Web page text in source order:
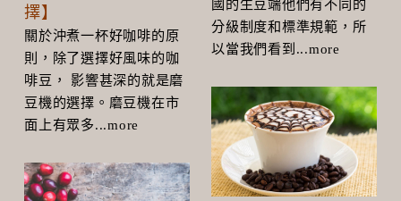
擇】
關於沖煮一杯好咖啡的原
則，除了選擇好風味的咖
啡豆， 影響甚深的就是磨
豆機的選擇。磨豆機在市
面上有眾多...more
國的生豆端他們有不同的
分級制度和標準規範，所
以當我們看到...more